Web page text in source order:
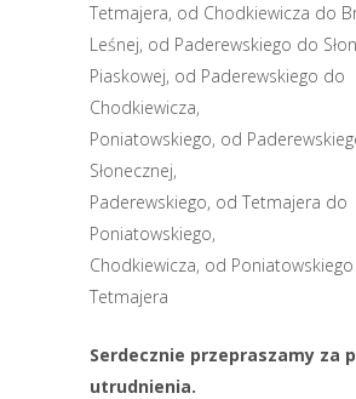
Tetmajera, od Chodkiewicza do
Leśnej, od Paderewskiego do
Piaskowej, od Paderewskiego do
Chodkiewicza,
Poniatowskiego, od
Słonecznej,
Paderewskiego, od Tetmajera do
Poniatowskiego,
Chodkiewicza, od
Tetmajera
Serdecznie przepraszamy za
utrudnienia.